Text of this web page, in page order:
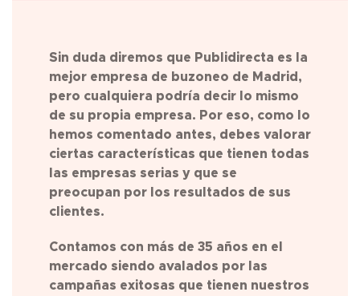
Sin duda diremos que Publidirecta es la
mejor empresa de buzoneo de Madrid ,
pero cualquiera podría decir lo mismo
de su propia empresa. Por eso, como lo
hemos comentado antes, debes valorar
ciertas características que tienen todas
las empresas serias y que se
preocupan por los resultados de sus
clientes.
Contamos con más de 35 años en el
mercado siendo avalados por las
campañas exitosas que tienen nuestros